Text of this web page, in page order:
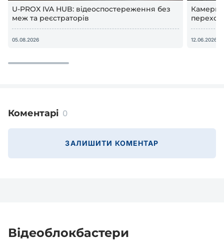
U-PROX IVA HUB: відеоспостереження без
меж та реєстраторів
05.08.2026
Камери
12.06.2026
Коментарі 0
ЗАЛИШИТИ КОМЕНТАР
Відеоблокбастери